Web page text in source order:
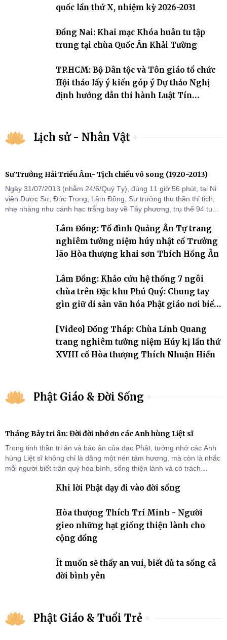
quốc lần thứ X, nhiệm kỳ 2026-2031
Đồng Nai: Khai mạc Khóa huân tu tập
trung tại chùa Quốc Ân Khải Tường
TP.HCM: Bộ Dân tộc và Tôn giáo tổ chức
Hội thảo lấy ý kiến góp ý Dự thảo Nghị
định hướng dẫn thi hành Luật Tín
Lịch sử - Nhân Vật
Sư Trưởng Hải Triều Âm- Tịch chiếu vô song (1920-2013)
Ngày 31/07/2013 (nhằm 24/6/Quý Tỵ), đúng 11 giờ 56 phút, tại Ni
viện Dược Sư, Đức Trọng, Lâm Đồng, Sư trưởng thu thần thị tịch,
nhẹ nhàng như cánh hạc trắng bay về Tây phương, trụ thế 94 tuổi
Lâm Đồng: Tổ đình Quảng Ân Tự trang
nghiêm tưởng niệm húy nhật cố Trưởng
lão Hòa thượng khai sơn Thích Hồng Ân
Lâm Đồng: Khảo cứu hệ thống 7 ngôi
chùa trên Đặc khu Phú Quý: Chung tay
gìn giữ di sản văn hóa Phật giáo nơi biển
[Video] Đồng Tháp: Chùa Linh Quang
trang nghiêm tưởng niệm Húy kị lần thứ
XVIII cố Hòa thượng Thích Nhuận Hiền
Phật Giáo & Đời Sống
Tháng Bảy tri ân: Đời đời nhớ ơn các Anh hùng Liệt sĩ
Trong tinh thần tri ân và báo ân của đạo Phật, tưởng nhớ các Anh
hùng Liệt sĩ không chỉ là dâng một nén tâm hương, mà còn là nhắc
mỗi người biết trân quý hòa bình, sống thiện lành và có trách
Khi lời Phật dạy đi vào đời sống
Hòa thượng Thích Trí Minh - Người
gieo những hạt giống thiện lành cho
cộng đồng
Ít muốn sẽ thấy an vui, biết đủ ta sống cả
đời bình yên
Phật Giáo & Tuổi Trẻ